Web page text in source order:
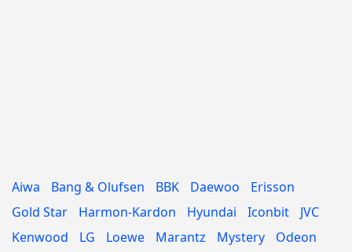
Aiwa Bang & Olufsen BBK Daewoo
Erisson
Gold Star
Harmon-Kardon Hyundai Iconbit
JVC
Kenwood
LG Loewe Marantz Mystery
Odeon